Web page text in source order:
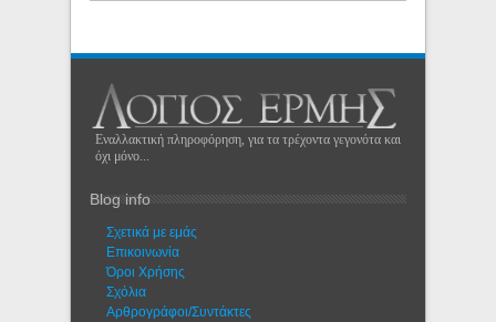
Εναλλακτική πληροφόρηση, για τα τρέχοντα γεγονότα και
όχι μόνο...
Blog info
Σχετικά με εμάς
Eπικοινωνία
Όροι Χρήσης
Σχόλια
Αρθρογράφοι/Συντάκτες